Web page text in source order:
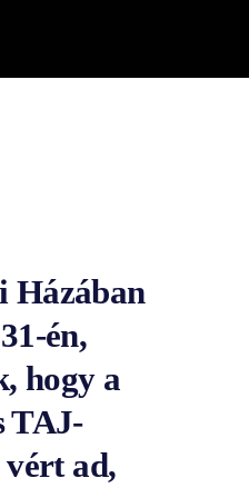
Házában
én,
hogy a
TAJ-
ad,